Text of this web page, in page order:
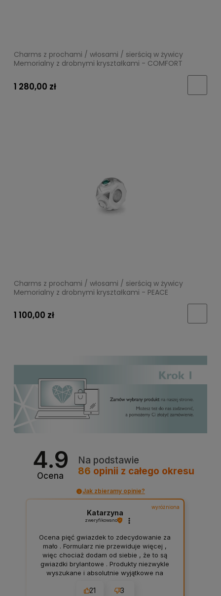
Charms z prochami / włosami / sierścią w żywicy
Memorialny z drobnymi kryształkami - COMFORT
1 280,00 zł
Charms z prochami / włosami / sierścią w żywicy
Memorialny z drobnymi kryształkami - PEACE
1 100,00 zł
4.9
Ocena
Na podstawie
86 opinii z całego okresu
Jak zbieramy opinie?
wyróżniona
Katarzyna
zweryfikowano
Ocena pięć gwiazdek to zdecydowanie za
mało . Formularz nie przewiduje więcej ,
więc chociaż dodam od siebie , że to są
gwiazdki brylantowe . Produkty niezwykle
wyszukane i absolutnie wyjątkowe na
poziomie , z dbałością o detale . To małe
21 3